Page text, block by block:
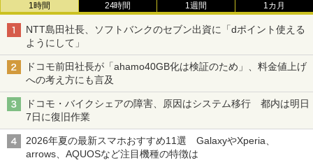
1時間 24時間 1週間 1カ月
NTT島田社長、ソフトバンクのセブン出資に「dポイント使える
ようにして」
ドコモ前田社長が「ahamo40GB化は検証のため」、料金値上げ
への考え方にも言及
ドコモ・バイクシェアの障害、原因はシステム移行 都内は明日
7日に復旧作業
2026年夏の最新スマホおすすめ11選 GalaxyやXperia、
arrows、AQUOSなど注目機種の特徴は